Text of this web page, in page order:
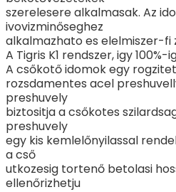
szerelesere alkalmasak. Az
ivovizminőseghez
alkalmazhato es elelmiszer-
A Tigris K1 rendszer, igy
A csőkotő idomok egy
rozsdamentes acel
preshuvely
biztositja a csőkotes
preshuvely
egy kis kemlelőnyilassal
a cső
utkozesig tortenő betolasi
ellenőrizhetju